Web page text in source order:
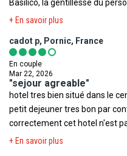
Basilico, la gentillesse du
+ En savoir plus
cadot p, Pornic, France
En couple
Mar 22, 2026
"sejour agreable"
hotel tres bien situé dans le
petit dejeuner tres bon par
correctement cet hotel n'est
+ En savoir plus